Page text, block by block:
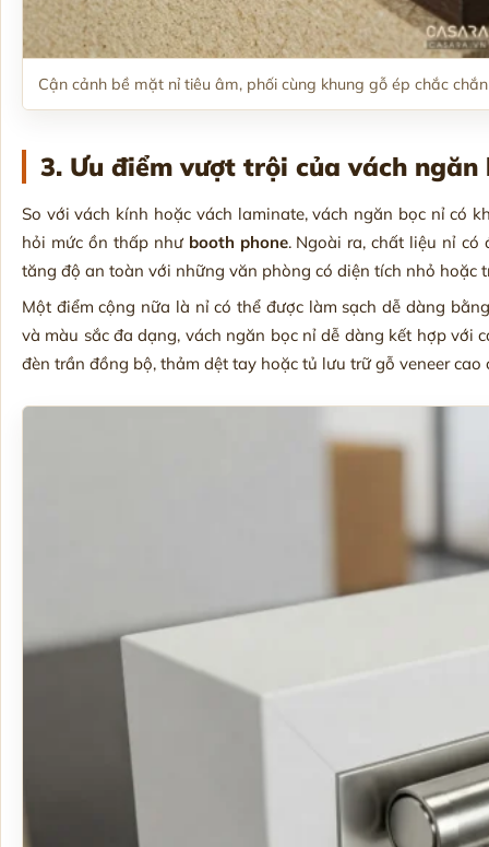
Cận cảnh bề mặt nỉ tiêu âm, phối cùng khung gỗ ép chắc
3. Ưu điểm vượt trội của vách
So với vách kính hoặc vách laminate, vách ngăn bọc nỉ có
hỏi mức ồn thấp như booth phone. Ngoài ra, chất liệu nỉ có
tăng độ an toàn với những văn phòng có diện tích nhỏ hoặc
Một điểm cộng nữa là nỉ có thể được làm sạch dễ dàng
và màu sắc đa dạng, vách ngăn bọc nỉ dễ dàng kết hợp với
đèn trần đồng bộ, thảm dệt tay hoặc tủ lưu trữ gỗ veneer cao